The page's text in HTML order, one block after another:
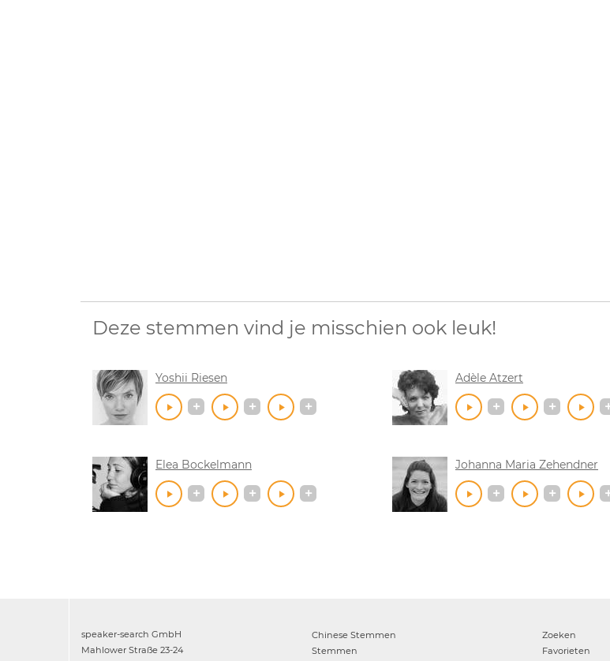
Deze stemmen vind je misschien ook leuk!
Yoshii Riesen Adèle Atzert
Elea Bockelmann Johanna Maria Zehendner
speaker-search GmbH
Mahlower Straße 23-24
Chinese Stemmen
Stemmen
Zoeken
Favorieten